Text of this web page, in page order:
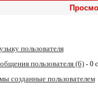
пользователя
пользователя (6)- 0
созданные пользователем